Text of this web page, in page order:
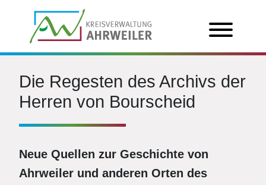
Die Regesten des Archivs der
Herren von Bourscheid
Neue Quellen zur Geschichte von
Ahrweiler und anderen Orten des